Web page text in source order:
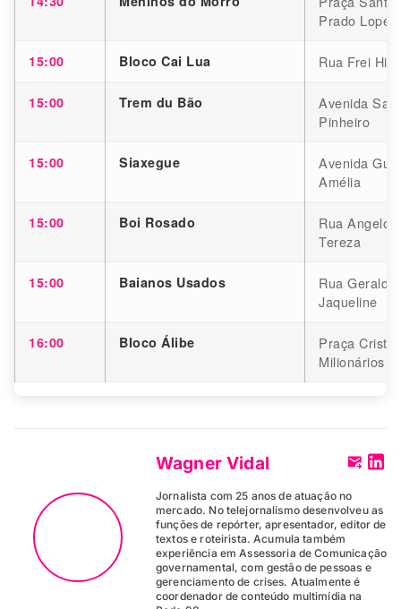
Prado Lopes
15:00 Bloco Cai Lua Rua Frei
15:00 Trem du Bão
Avenida
Pinheiro
15:00 Siaxegue
Avenida
Amélia
15:00 Boi Rosado
Rua Angelo
Tereza
15:00 Baianos Usados
Rua
Jaqueline
16:00 Bloco Álibe
Praça Cristo
Milionários
Wagner Vidal
Jornalista com 25 anos de atuação no
mercado. No telejornalismo desenvolveu as
funções de repórter, apresentador, editor de
textos e roteirista. Acumula também
experiência em Assessoria de Comunicação
governamental, com gestão de pessoas e
gerenciamento de crises. Atualmente é
coordenador de conteúdo multimídia na